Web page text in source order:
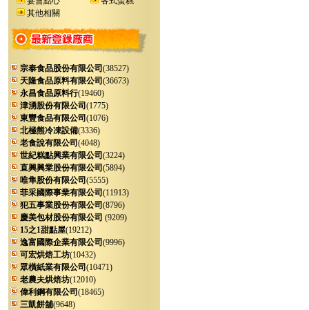
其他相關
宗泰食品股份有限公司 (38527)
天隆食品原料有限公司 (36673)
永昌食品原料行(19460)
津湧股份有限公司 (1775)
東豐食品有限公司 (1076)
北極熊冷凍設備(3336)
老食說有限公司 (4048)
世紀糕點興業有限公司 (3224)
直興興業股份有限公司 (5894)
唯隼股份有限公司 (5555)
菲采國際事業有限公司 (11913)
犯五事業股份有限公司 (8796)
慶美包材股份有限公司 (9209)
15之1甜點屋(19212)
逸富國際企業有限公司 (9996)
可宏烘焙工坊(10432)
眾橫紙業有限公司 (10471)
老農夫烘焙坊(12010)
偉利鋼有限公司 (18465)
三凱餅舖(9648)